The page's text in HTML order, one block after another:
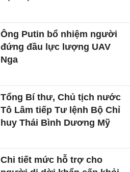
Ông Putin bổ nhiệm người
đứng đầu lực lượng UAV
Nga
Tổng Bí thư, Chủ tịch nước
Tô Lâm tiếp Tư lệnh Bộ Chỉ
huy Thái Bình Dương Mỹ
Chi tiết mức hỗ trợ cho